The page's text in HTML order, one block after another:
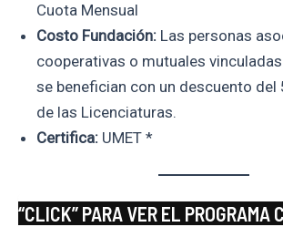
Cuota Mensual
Costo Fundación: Las personas
cooperativas o mutuales
se benefician con un descuento del
de las Licenciaturas.
Certifica: UMET *
“CLICK” PARA VER EL PROGRAMA